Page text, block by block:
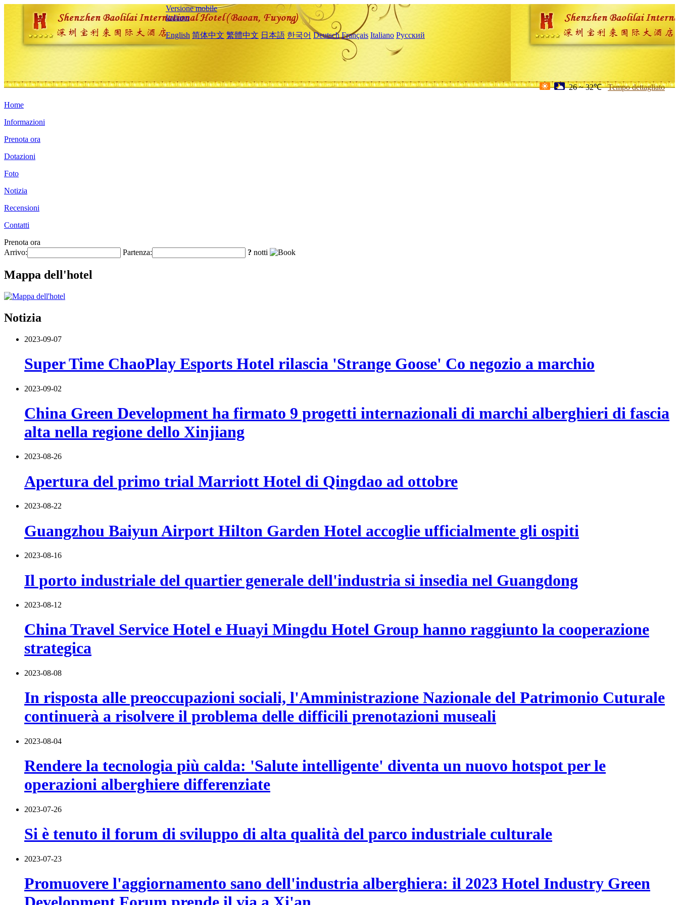
Versione mobile
Italiano
English 简体中文 繁體中文 日本語 한국어 Deutsch Français Italiano Русский
26 ~ 32℃ Tempo dettagliato
Home
Informazioni
Prenota ora
Dotazioni
Foto
Notizia
Recensioni
Contatti
Prenota ora
Arrivo:
Partenza: ? notti
Mappa dell'hotel
Notizia
2023-09-07
Super Time ChaoPlay Esports Hotel rilascia 'Strange Goose' Co negozio a marchio
2023-09-02
China Green Development ha firmato 9 progetti internazionali di marchi alberghieri di fascia
alta nella regione dello Xinjiang
2023-08-26
Apertura del primo trial Marriott Hotel di Qingdao ad ottobre
2023-08-22
Guangzhou Baiyun Airport Hilton Garden Hotel accoglie ufficialmente gli ospiti
2023-08-16
Il porto industriale del quartier generale dell'industria si insedia nel Guangdong
2023-08-12
China Travel Service Hotel e Huayi Mingdu Hotel Group hanno raggiunto la cooperazione
strategica
2023-08-08
In risposta alle preoccupazioni sociali, l'Amministrazione Nazionale del Patrimonio Cuturale
continuerà a risolvere il problema delle difficili prenotazioni museali
2023-08-04
Rendere la tecnologia più calda: 'Salute intelligente' diventa un nuovo hotspot per le
operazioni alberghiere differenziate
2023-07-26
Si è tenuto il forum di sviluppo di alta qualità del parco industriale culturale
2023-07-23
Promuovere l'aggiornamento sano dell'industria alberghiera: il 2023 Hotel Industry Green